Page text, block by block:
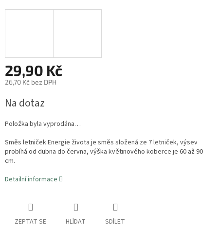
29,90 Kč
26,70 Kč bez DPH
cena:
Na dotaz
Položka byla vyprodána…
Směs letniček Energie života je směs složená ze 7 letniček, výsev
probíhá od dubna do června, výška květinového koberce je 60 až 90
cm.
Detailní informace
ZEPTAT SE HLÍDAT SDÍLET